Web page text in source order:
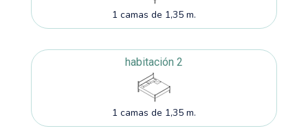
1 camas de 1,35 m.
habitación 2
1 camas de 1,35 m.